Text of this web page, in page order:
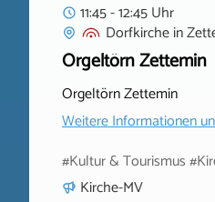
11:45 - 12:45 Uhr
Dorfkirchein
Orgeltörn Zettemin
Orgeltörn Zettemin
Weitere Informationen
#Kultur & Tourismus
Kirche-MV